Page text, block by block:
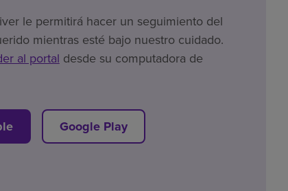
le permitirá hacer un seguimiento del
mientras esté bajo nuestro cuidado.
al portal desde su computadora de
Google Play